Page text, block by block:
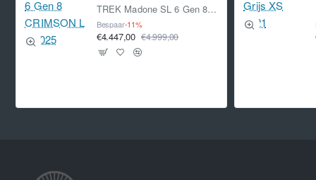
TREK Madone SL 6 Gen 8 CRIMSON L L 2025
Bespaar-11%
€4.447,00 €4.999,00